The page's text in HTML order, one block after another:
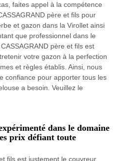
faites appel à la compétence
père et fils pour
et gazon dans la Virollet ainsi
que professionnel dans le
père et fils est
votre gazon à la perfection
et règles établis. Ainsi, nous
confiance pour apporter tous les
a besoin. Veuillez le
dans le domaine
prix défiant toute
fils est justement le couvreur